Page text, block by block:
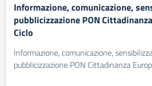
Informazione, comunicazione,
pubblicizzazione PON
Ciclo
Informazione, comunicazione,
pubblicizzazione PON Cittadinanza